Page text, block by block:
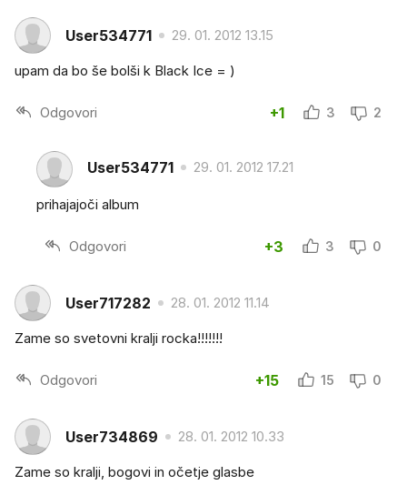
User534771 29. 01. 2012 13.15
upam da bo še bolši k Black Ice = )
Odgovori +1 3 2
User534771 29. 01. 2012 17.21
prihajajoči album
Odgovori +3 3 0
User717282 28. 01. 2012 11.14
Zame so svetovni kralji rocka!!!!!!!
Odgovori +15 15 0
User734869 28. 01. 2012 10.33
Zame so kralji, bogovi in očetje glasbe